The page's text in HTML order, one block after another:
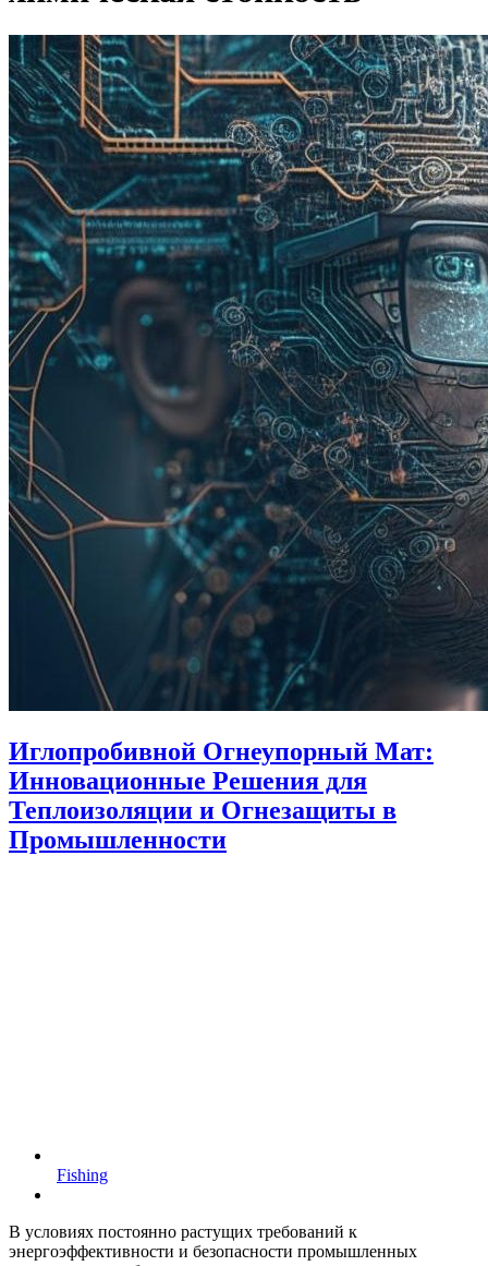
Иглопробивной Огнеупорный Мат:
Инновационные Решения для
Теплоизоляции и Огнезащиты в
Промышленности
Fishing
В условиях постоянно растущих требований к
энергоэффективности и безопасности промышленных